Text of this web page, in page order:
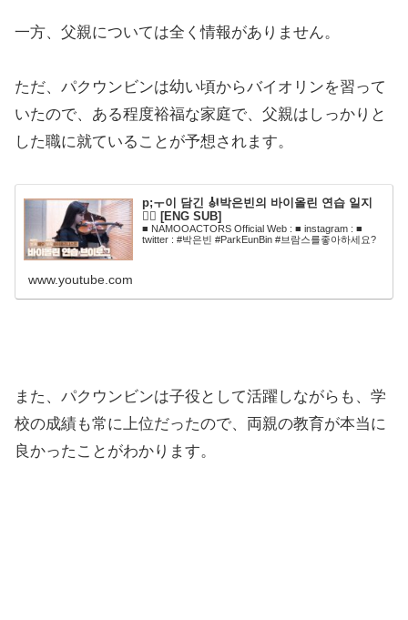
一方、父親については全く情報がありません。
ただ、パクウンビンは幼い頃からバイオリンを習って
いたので、ある程度裕福な家庭で、父親はしっかりと
した職に就ていることが予想されます。
p;ㅜ이 담긴 🎻박은빈의 바이올린 연습 일지
✍🏻 [ENG SUB]
■ NAMOOACTORS Official Web : ■ instagram : ■
twitter : #박은빈 #ParkEunBin #브람스를좋아하세요?
www.youtube.com
また、パクウンビンは子役として活躍しながらも、学
校の成績も常に上位だったので、両親の教育が本当に
良かったことがわかります。